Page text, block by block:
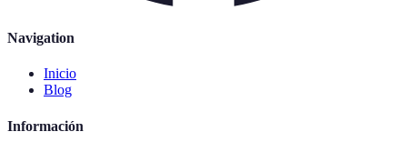
Navigation
Inicio
Blog
Información